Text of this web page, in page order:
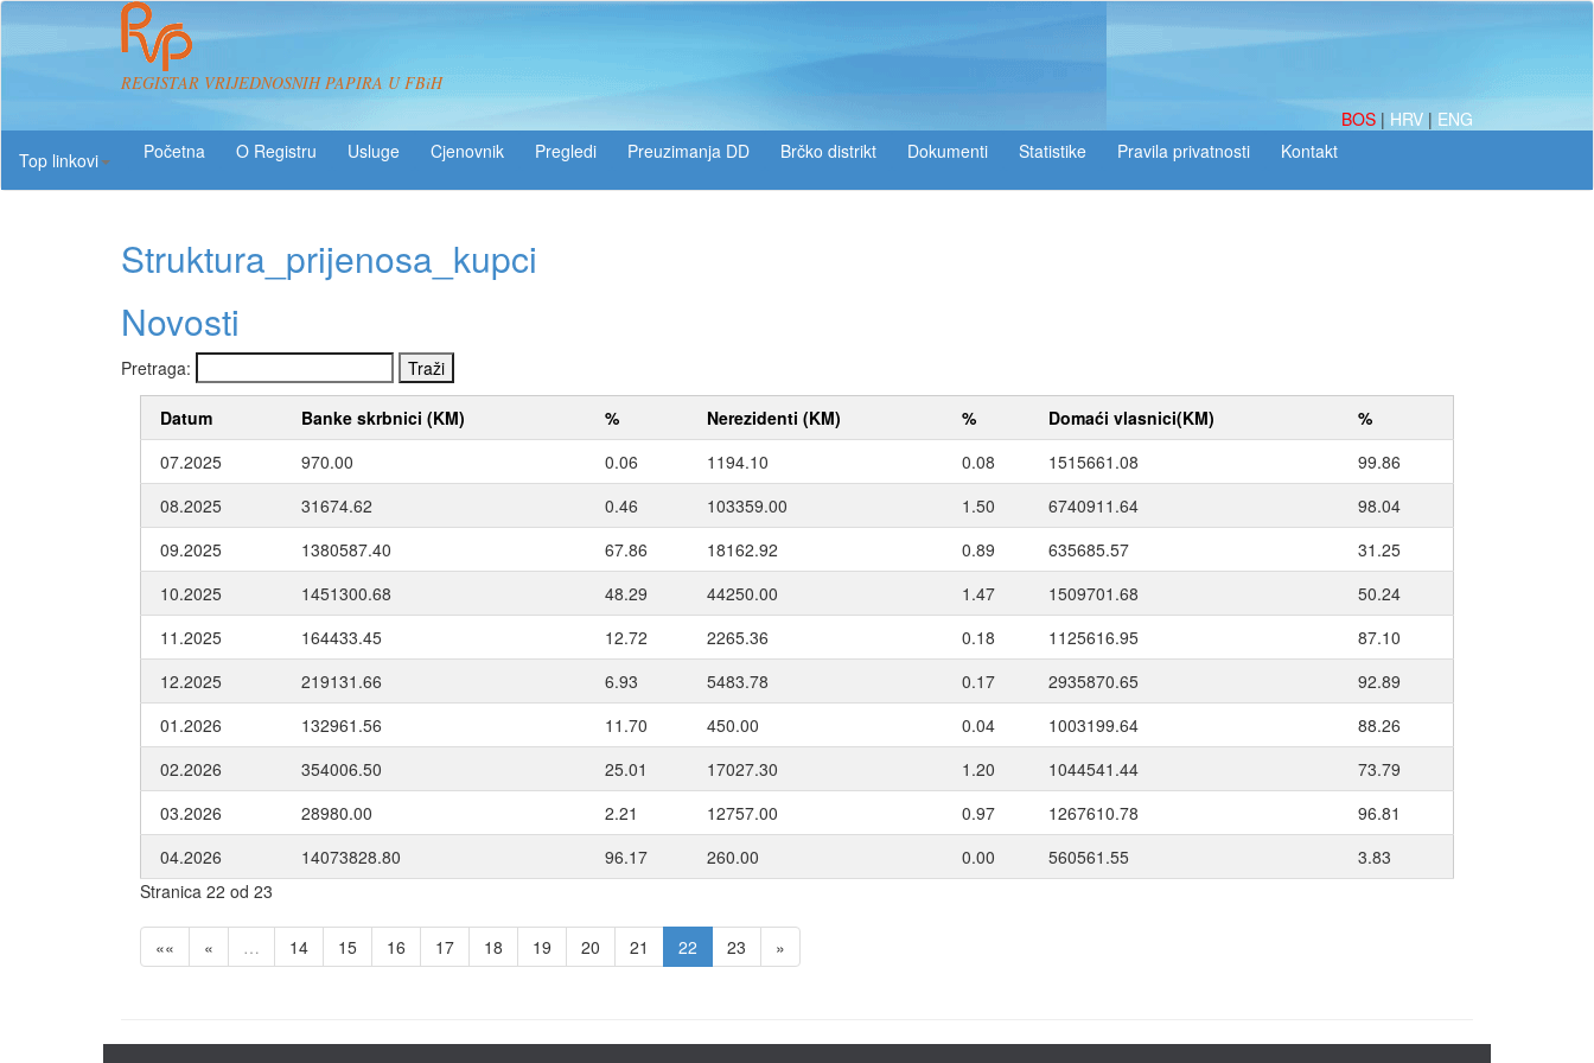
REGISTAR VRIJEDNOSNIH PAPIRA U FBiH
BOS | HRV | ENG
Top linkovi
O Registru Usluge Pregledi Preuzimanja DD Brčko distrikt Dokumenti Statistike
Struktura_prijenosa_kupci
Novosti
Pretraga:
Datum Banke skrbnici (KM) % Nerezidenti (KM) % Domaći vlasnici(KM)
%
07.2025
970.00 0.06 1194.10 0.08 1515661.08
99.86
08.2025
31674.62 0.46 103359.00 1.50 6740911.64
98.04
09.2025
1380587.40 67.86 18162.92 0.89 635685.57
31.25
10.2025
1451300.68 48.29 44250.00 1.47 1509701.68
50.24
11.2025
164433.45 12.72 2265.36 0.18 1125616.95
87.10
12.2025
219131.66 6.93 5483.78 0.17 2935870.65
92.89
01.2026
132961.56 11.70 450.00 0.04 1003199.64
88.26
02.2026
354006.50 25.01 17027.30 1.20 1044541.44
73.79
03.2026
28980.00 2.21 12757.00 0.97 1267610.78
96.81
04.2026
14073828.80 96.17 260.00 0.00 560561.55
3.83
Stranica 22 od 23
«« « … 14 15 16 17 18 19 20 21 22 23 »